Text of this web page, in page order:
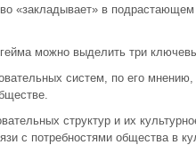
«закладывает» в
можно выделить три
систем, по его
структур и их
с потребностями общества в